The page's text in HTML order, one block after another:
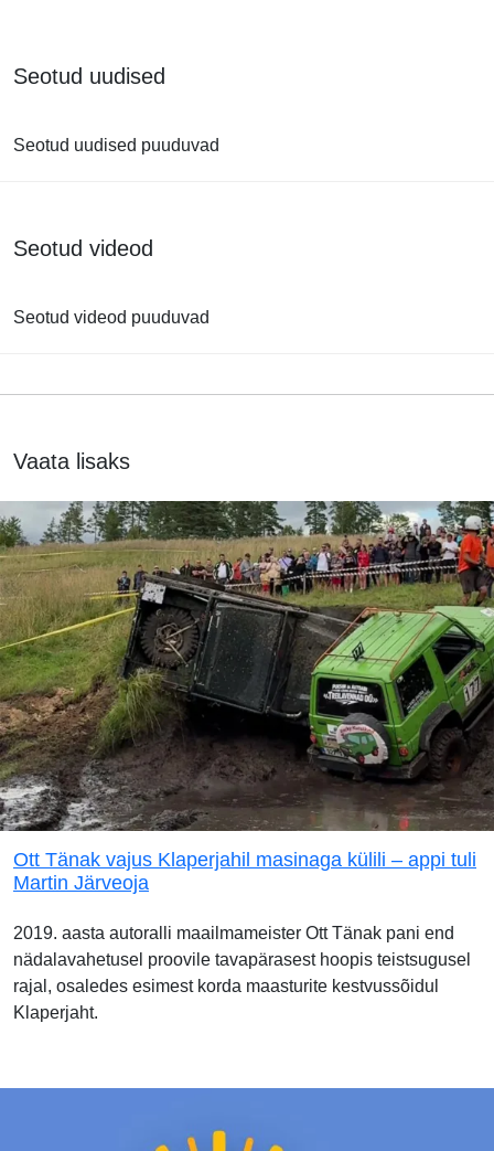
Seotud uudised
Seotud uudised puuduvad
Seotud videod
Seotud videod puuduvad
Vaata lisaks
Ott Tänak vajus Klaperjahil masinaga külili – appi tuli
Martin Järveoja
2019. aasta autoralli maailmameister Ott Tänak pani end
nädalavahetusel proovile tavapärasest hoopis teistsugusel
rajal, osaledes esimest korda maasturite kestvussõidul
Klaperjaht.